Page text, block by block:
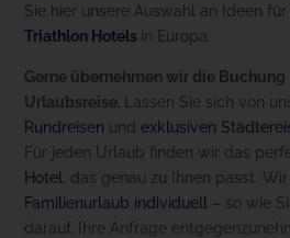
Sie hier unsere Auswahl an Ideen
Triathlon Hotels in Europa.
Gerne übernehmen wir die
Urlaubsreise.
Lassen Sie sich von
Rundreisen und exklusiven
Für jeden Urlaub finden wir das
Hotel , das genau zu Ihnen passt.
Familienurlaub individuell
– so wie
darauf, Ihre Anfrage